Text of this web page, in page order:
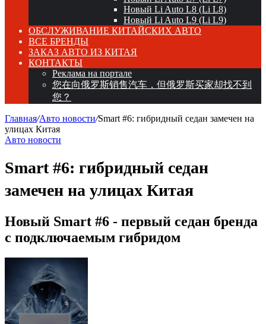
Новый Li Auto L8 (Li L8)
Новый Li Auto L9 (Li L9)
ОБСЛУЖИВАНИЕ КИТАЙСКИХ АВТО
ВСЕ БРЕНДЫ
ЗАКАЗ АВТО ИЗ КИТАЯ
КОНТАКТЫ
Реклама на портале
您在向俄罗斯销售汽车，但俄罗斯买家却找不到
您？
Главная/Авто новости/Smart #6: гибридный седан замечен на
улицах Китая
Авто новости
Smart #6: гибридный седан
замечен на улицах Китая
Новый Smart #6 - первый седан бренда
с подключаемым гибридом